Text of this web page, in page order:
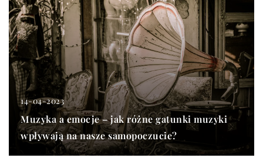
14-04-2023
Muzyka a emocje – jak różne gatunki muzyki
wpływają na nasze samopoczucie?